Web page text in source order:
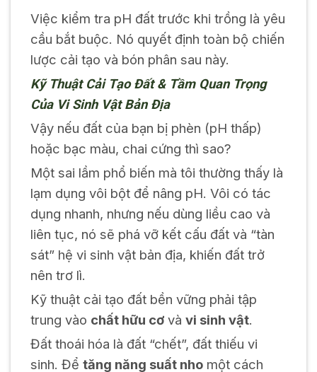
Việc kiểm tra pH đất trước khi trồng là yêu
cầu bắt buộc. Nó quyết định toàn bộ chiến
lược cải tạo và bón phân sau này.
Kỹ Thuật Cải Tạo Đất & Tầm Quan Trọng
Của Vi Sinh Vật Bản Địa
Vậy nếu đất của bạn bị phèn (pH thấp)
hoặc bạc màu, chai cứng thì sao?
Một sai lầm phổ biến mà tôi thường thấy là
lạm dụng vôi bột để nâng pH. Vôi có tác
dụng nhanh, nhưng nếu dùng liều cao và
liên tục, nó sẽ phá vỡ kết cấu đất và “tàn
sát” hệ vi sinh vật bản địa, khiến đất trở
nên trơ lì.
Kỹ thuật cải tạo đất bền vững phải tập
trung vào chất hữu cơvà vi sinh vật.
Đất thoái hóa là đất “chết”, đất thiếu vi
sinh. Để tăng năng suất nhomột cách